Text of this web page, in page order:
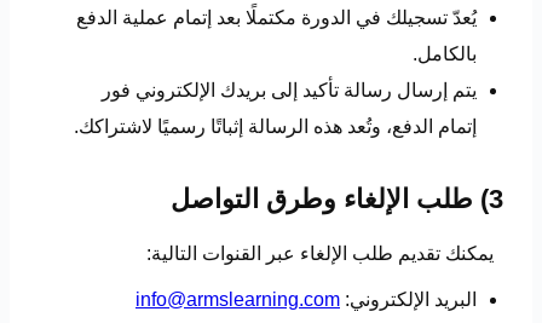
يُعدّ تسجيلك في الدورة مكتملًا بعد إتمام عملية الدفع
بالكامل.
يتم إرسال رسالة تأكيد إلى بريدك الإلكتروني فور
إتمام الدفع، وتُعد هذه الرسالة إثباتًا رسميًا لاشتراكك.
3) طلب الإلغاء وطرق التواصل
يمكنك تقديم طلب الإلغاء عبر القنوات التالية:
البريد الإلكتروني: info@armslearning.com